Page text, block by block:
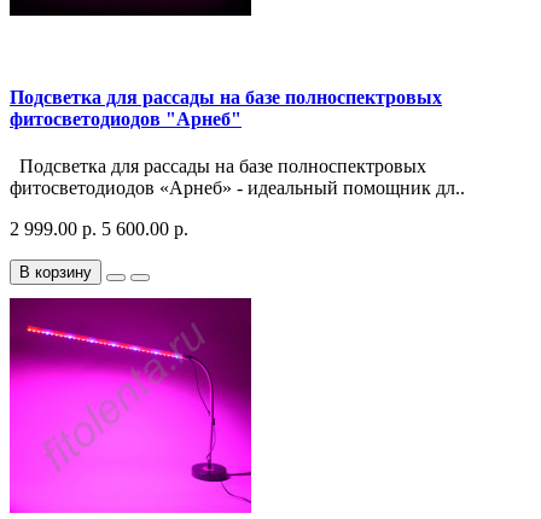
Подсветка для рассады на базе полноспектровых
фитосветодиодов "Арнеб"
Подсветка для рассады на базе полноспектровых
фитосветодиодов «Арнеб» - идеальный помощник дл..
2 999.00 р. 5 600.00 р.
В корзину